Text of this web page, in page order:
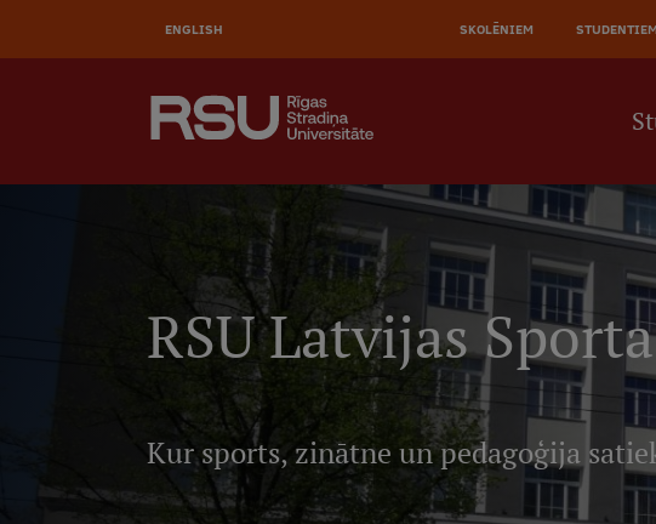
ENGLISH AUGŠĒJĀ
IZVĒLNE
SKOLĒNIEM STUDENTIEM
RSU Latvijas
Kur sports, zinātne un pedagoģija